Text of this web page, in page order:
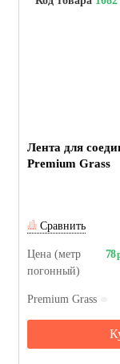
Лента для
Premium Grass
Сравнить
Цена (метр
погонный)
78
Premium Grass